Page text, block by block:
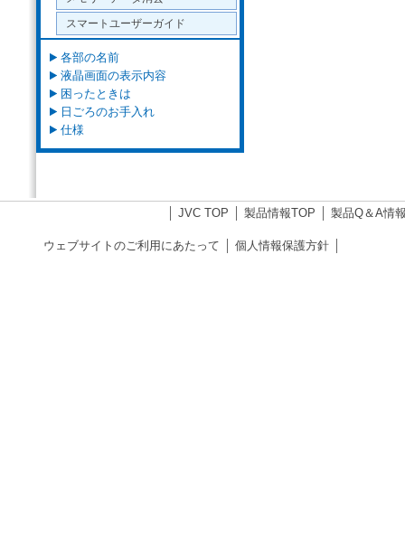
スマートユーザーガイド
各部の名前
液晶画面の表示内容
困ったときは
日ごろのお手入れ
仕様
JVC TOP 製品情報TOP 製品Q＆A情
ウェブサイトのご利用にあたって 個人情報保護方針